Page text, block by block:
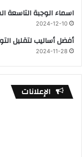
اسماء الوجبة التاسعة
2024-12-10
أفضل أساليب لتقليل
2024-11-28
الإعلانات